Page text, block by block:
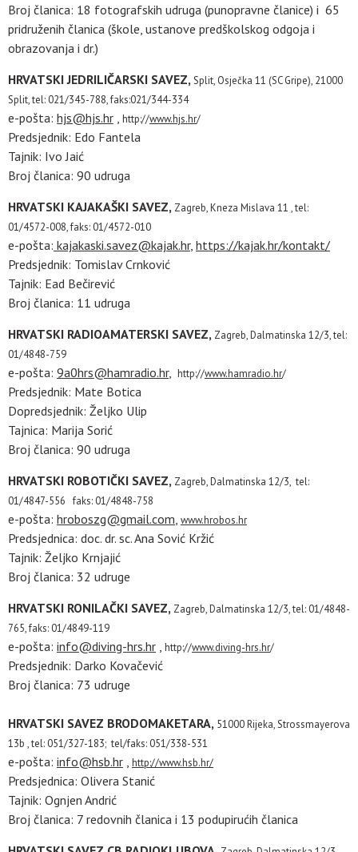
Broj članica: 18 fotografskih udruga (punopravne članice) i 65
pridruženih članica (škole, ustanove predškolskog odgoja i
obrazovanja i dr.)
HRVATSKI JEDRILIČARSKI SAVEZ, Split, Osječka 11 (SC Gripe), 21000
Split,tel: 021/345-788, faks:021/344-334
e-pošta: hjs@hjs.hr , http://www.hjs.hr/
Predsjednik: Edo Fantela
Tajnik: Ivo Jaić
Broj članica: 90 udruga
HRVATSKI KAJAKAŠKI SAVEZ, Zagreb, Kneza Mislava 11 ,tel:
01/4572-008, faks: 01/4572-010
e-pošta: kajakaski.savez@kajak.hr, https://kajak.hr/kontakt/
Predsjednik: Tomislav Crnković
Tajnik: Ead Bečirević
Broj članica: 11 udruga
HRVATSKI RADIOAMATERSKI SAVEZ, Zagreb, Dalmatinska 12/3,tel:
01/4848-759
e-pošta: 9a0hrs@hamradio.hr, http://www.hamradio.hr/
Predsjednik: Mate Botica
Dopredsjednik: Željko Ulip
Tajnica: Marija Sorić
Broj članica: 90 udruga
HRVATSKI ROBOTIČKI SAVEZ, Zagreb, Dalmatinska 12/3,tel:
01/4847-556 faks: 01/4848-758
e-pošta: hroboszg@gmail.com, www.hrobos.hr
Predsjednica: doc. dr. sc. Ana Sović Kržić
Tajnik: Željko Krnjajić
Broj članica: 32 udruge
HRVATSKI RONILAČKI SAVEZ, Zagreb, Dalmatinska 12/3,tel: 01/4848-
765, faks: 01/4849-119
e-pošta: info@diving-hrs.hr , http://www.diving-hrs.hr/
Predsjednik: Darko Kovačević
Broj članica: 73 udruge
HRVATSKI SAVEZ BRODOMAKETARA, 51000 Rijeka, Strossmayerova
13b ,tel: 051/327-183; tel/faks: 051/338-531
e-pošta: info@hsb.hr , http://www.hsb.hr/
Predsjednica: Olivera Stanić
Tajnik: Ognjen Andrić
Broj članica: 7 redovnih članica i 13 podupirućih članica